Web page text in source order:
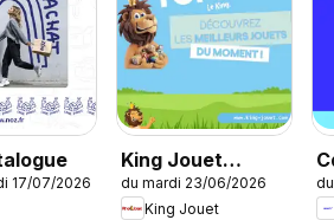
17/07/2026
King Jouet
catalogue
du mardi 23/06/2026
King Jouet